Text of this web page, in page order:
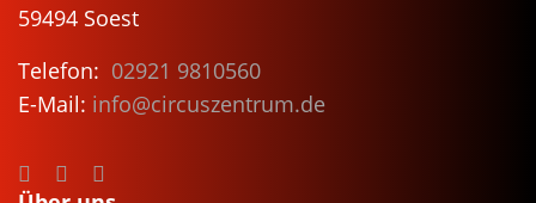
59494 Soest
Telefon: 02921 9810560
E-Mail: info@circuszentrum.de